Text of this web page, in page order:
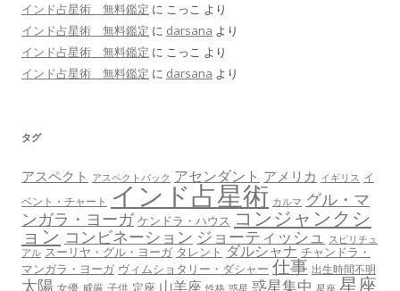
インド占星術 無料鑑定 に こっこ より
インド占星術 無料鑑定 に darsana より
インド占星術 無料鑑定 に こっこ より
インド占星術 無料鑑定 に darsana より
タグ
アスペクト アスペクトバック アセンダント アメリカ イギリス イ
ベント・チャート インド占星術 カルマ グル・マ
ンガラ・ヨーガ ケンドラ・ハウス コンジャンクシ
ョン コンビネーション ジョーティッシュ スピリチュ
アル スーリヤ・グル・ヨーガ タレント ダルシャナ チャンドラ・
マンガラ・ヨーガ ヴィムショタリー・ダシャー 仕事 出生時間不明
太陽 定座 山羊座 性格 惑星 惑星集中 星座 星座